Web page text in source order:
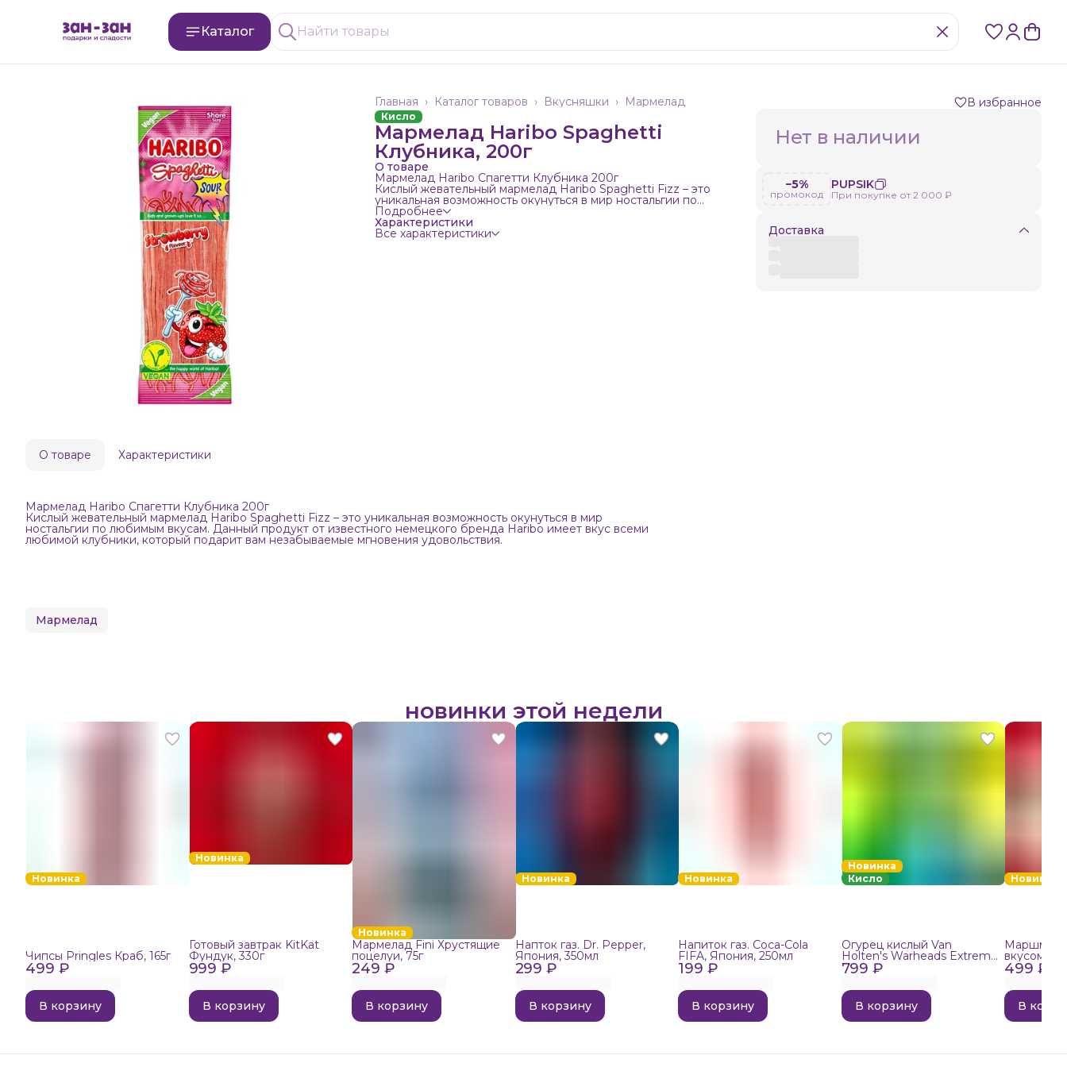
Каталог
Мармелад
Вкусняшки ›
Каталог товаров ›
Главная ›
Кисло
Мармелад Haribo Spaghetti
Клубника, 200г
О товаре
Мармелад Haribo Спагетти Клубника 200г
Кислый жевательный мармелад Haribo Spaghetti Fizz – это
уникальная возможность окунуться в мир ностальгии по
любимым вкусам. Данный продукт от известного немецкого
бренда Haribo имеет вкус всеми любимой клубники,
который подарит вам незабываемые мгновения
удовольствия.
Подробнее
Характеристики
Все характеристики
В избранное
Нет в наличии
−5%
промокод
PUPSIK
При покупке от 2 000 ₽
Доставка
О товаре Характеристики
Мармелад Haribo Спагетти Клубника 200г
Кислый жевательный мармелад Haribo Spaghetti Fizz – это уникальная возможность окунуться в мир
ностальгии по любимым вкусам. Данный продукт от известного немецкого бренда Haribo имеет вкус всеми
любимой клубники, который подарит вам незабываемые мгновения удовольствия.
Мармелад
новинки этой недели
Новинка
499 ₽
Чипсы Pringles Краб, 165г
В корзину
Новинка
999 ₽
Готовый завтрак KitKat
Фундук, 330г
В корзину
Новинка
249 ₽
Мармелад Fini Хрустящие
поцелуи, 75г
В корзину
Новинка
299 ₽
Напток газ. Dr. Pepper,
Япония, 350мл
В корзину
Новинка
199 ₽
Напиток газ. Coca-Cola
FIFA, Япония, 250мл
В корзину
Новинка
Кисло
799 ₽
Огурец кислый Van
Holten's Warheads Extreme
Sour, 140г
В корзину
Новинка
499 ₽
вкусом
В